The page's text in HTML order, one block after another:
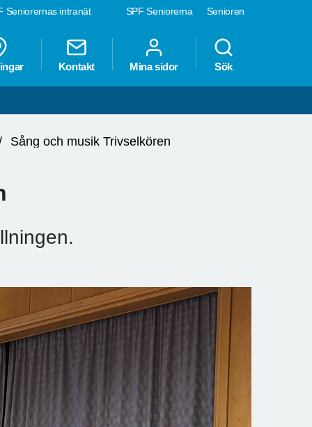
SPF Seniorerna Senioren
Seniorernas intranät
Kontakt Mina sidor Sök
Sång och musik Trivselkören